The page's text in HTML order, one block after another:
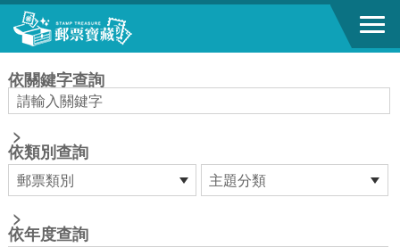
跳到主要內容區塊
依關鍵字查詢
>
依類別查詢
>
依年度查詢